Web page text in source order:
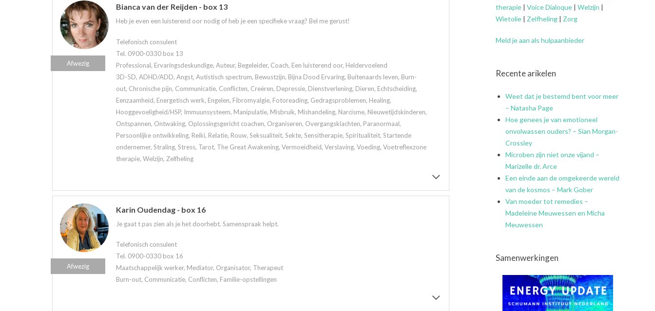
Bianca van der Reijden - box 13
Heb je even een luisterend oor nodig of heb je een specifieke vraag? Bel me gerust!
Telefonisch consulent
Tel. 0900-0330 box 13
Professional, Ervaringsdeskundige, Auteur, Begeleider, Coach, Een luisterend oor, Heldervoelend
3D-5D, ADHD/ADD, Angst, Autistisch spectrum, Bewustzijn, Bijna Dood Ervaring, Buitenaards leven, Burn-
out, Chronische pijn, Communicatie, Conflicten, Creëren, Depressie, Dienstverlening, Dieren, Echtscheiding,
Eenzaamheid, Energetisch werk, Engelen, Fibromyalgie, Fotoreading, Gedragsproblemen, Healing,
Hooggevoeligheid/HSP, Immuunsysteem, Manipulatie, Misbruik, Mishandeling, Narcisme, Nieuwetijdskinderen,
Ontspannen, Ontwaking, Oplossingsgericht coachen, Organiseren, Overgangsklachten, Paranormaal,
Persoonlijke ontwikkeling, Reiki, Relatie, Rouw, Seksualiteit, Sekte, Sensitherapie, Spiritualiteit, Startende
ondernemer, Straling, Stress, Tarot, The Great Awakening, Vermoeidheid, Verslaving, Voeding, Voetreflexzone
therapie, Welzijn, Zelfheling
Afwezig
Karin Oudendag - box 16
Je gaat t pas zien als je het doorhebt. Samenspraak helpt.
Telefonisch consulent
Tel. 0900-0330 box 16
Maatschappelijk werker, Mediator, Organisator, Therapeut
Burn-out, Communicatie, Conflicten, Familie-opstellingen
Afwezig
therapie | Voice Dialoque | Welzijn |
Wietolie | Zelfheling | Zorg
Meld je aan als hulpaanbieder
Recente arikelen
Weet dat je bestemd bent voor meer
– Natasha Page
Hoe genees je van emotioneel
onvolwassen ouders? – Sian Morgan-
Crossley
Microben zijn niet onze vijand –
Marizelle dr. Arce
Een einde aan de omgekeerde wereld
van de kosmos – Mark Gober
Van moeder tot remedies –
Madeleine Meuwessen en Micha
Meuwessen
Samenwerkingen